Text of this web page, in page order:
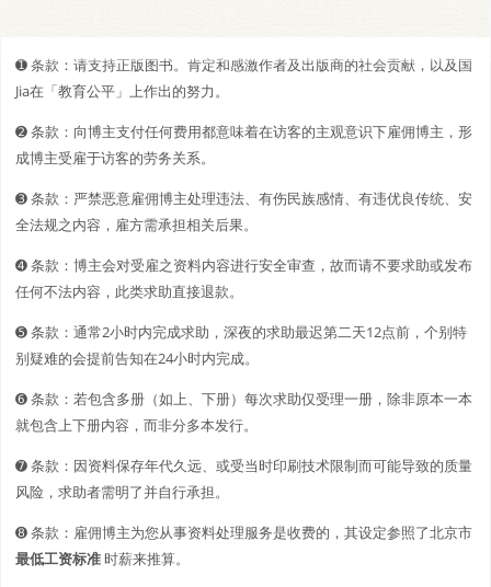
➊️ 条款：请支持正版图书。肯定和感激作者及出版商的社会贡献，以及国
Jia在「教育公平」上作出的努力。
➋️️ 条款：向博主支付任何费用都意味着在访客的主观意识下雇佣博主，形
成博主受雇于访客的劳务关系。
➌ 条款：严禁恶意雇佣博主处理违法、有伤民族感情、有违优良传统、安
全法规之内容，雇方需承担相关后果。
➍ 条款：博主会对受雇之资料内容进行安全审查，故而请不要求助或发布
任何不法内容，此类求助直接退款。
➎ 条款：通常2小时内完成求助，深夜的求助最迟第二天12点前，个别特
别疑难的会提前告知在24小时内完成。
➏ 条款：若包含多册（如上、下册）每次求助仅受理一册，除非原本一本
就包含上下册内容，而非分多本发行。
➐ 条款：因资料保存年代久远、或受当时印刷技术限制而可能导致的质量
风险，求助者需明了并自行承担。
➑ 条款：雇佣博主为您从事资料处理服务是收费的，其设定参照了北京市
最低工资标准时薪来推算。